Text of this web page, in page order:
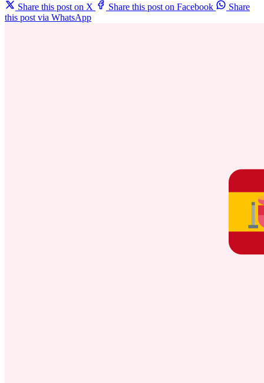
Share this post on X
Share this post on Facebook
Share
this post via WhatsApp